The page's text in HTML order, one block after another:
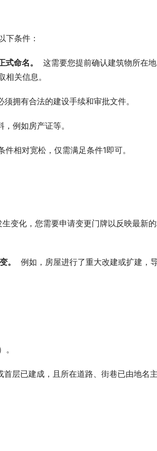
下条件：
命名。
这需要您提前确认建筑物所在
关信息。
须拥有合法的建设手续和审批文件。
例如房产证等。
件相对宽松，仅需满足条件1即可。
生变化，您需要申请变更门牌以反映最新
。
例如，房屋进行了重大改建或扩建，
层已建成，且所在道路、街巷已由地名